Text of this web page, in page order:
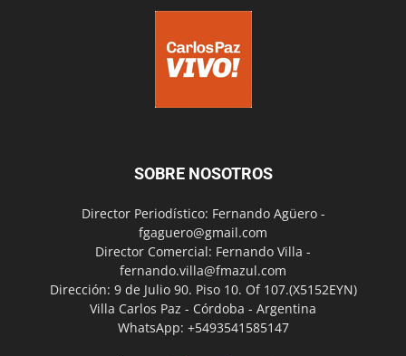
SOBRE NOSOTROS
Director Periodístico: Fernando Agüero -
fgaguero@gmail.com
Director Comercial: Fernando Villa -
fernando.villa@fmazul.com
Dirección: 9 de Julio 90. Piso 10. Of 107.(X5152EYN)
Villa Carlos Paz - Córdoba - Argentina
WhatsApp: +5493541585147